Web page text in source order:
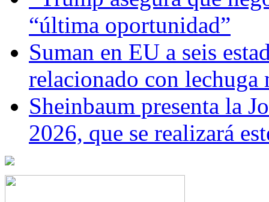
“última oportunidad”
Suman en EU a seis
relacionado con lechuga
Sheinbaum presenta la
2026, que se realizará